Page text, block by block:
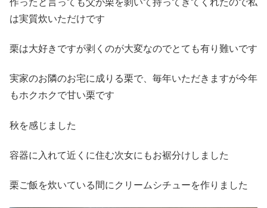
は実質炊いただけです
栗は大好きですが剥くのが大変なのでとても有り難いです
実家のお隣のお宅に成りる栗で、毎年いただきますが今年
もホクホクで甘い栗です
秋を感じました
容器に入れて近くに住む次女にもお裾分けしました
栗ご飯を炊いている間にクリームシチューを作りました